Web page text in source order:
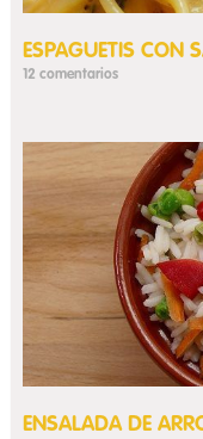
ESPAGUETIS CON
12 comentarios
ENSALADA DE